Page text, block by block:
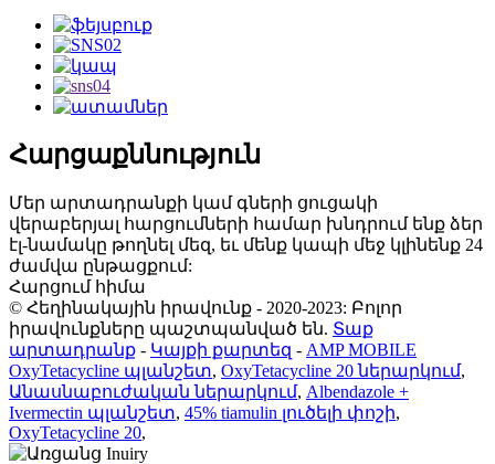
Հարցաքննություն
Մեր արտադրանքի կամ գների ցուցակի
վերաբերյալ հարցումների համար խնդրում ենք ձեր
էլ-նամակը թողնել մեզ, եւ մենք կապի մեջ կլինենք 24
ժամվա ընթացքում:
Հարցում հիմա
© Հեղինակային իրավունք - 2020-2023: Բոլոր
իրավունքները պաշտպանված են. Տաք
արտադրանք - Կայքի քարտեզ - AMP MOBILE
OxyTetacycline պլանշետ, OxyTetacycline 20 ներարկում,
Անասնաբուժական ներարկում, Albendazole +
Ivermectin պլանշետ, 45% tiamulin լուծելի փոշի,
OxyTetacycline 20,